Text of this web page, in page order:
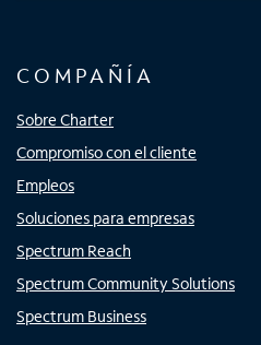
COMPAÑÍA
Sobre Charter
Compromiso con el cliente
Empleos
Soluciones para empresas
Spectrum Reach
Spectrum Community Solutions
Spectrum Business